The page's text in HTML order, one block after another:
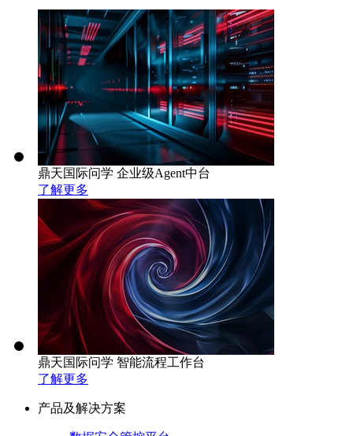
鼎天国际问学 企业级Agent中台
了解更多
鼎天国际问学 智能流程工作台
了解更多
产品及解决方案